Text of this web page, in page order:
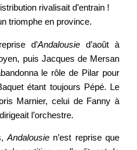
rivalisait d’entrain !
triomphe en province.
d’Andalousie d’août à
puis Jacques de Mersan
le rôle de Pilar pour
étant toujours Pépé. Le
Marnier, celui de Fanny à
l’orchestre.
Andalousie n’est reprise que